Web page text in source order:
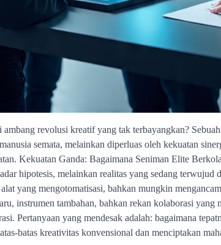
revolusi kreatif yang tak terbayangkan?
semata, melainkan diperluas oleh kekuatan
Kekuatan Ganda: Bagaimana Seniman Elite
hipotesis, melainkan realitas yang sedang terwujud
yang mengotomatisasi, bahkan mungkin
instrumen tambahan, bahkan rekan kolaborasi
Pertanyaan yang mendesak adalah: bagaimana
batas kreativitas konvensional dan menciptakan